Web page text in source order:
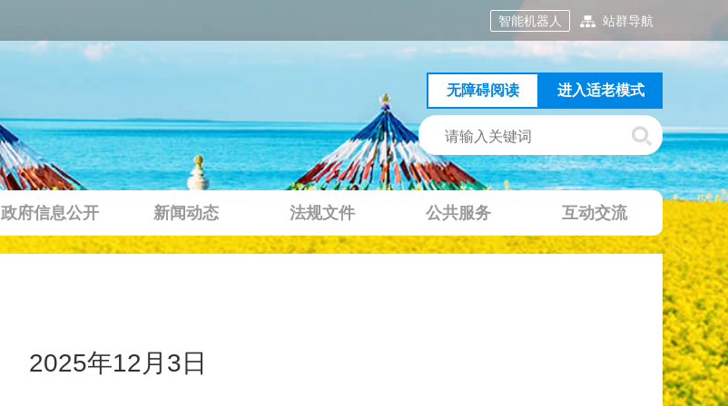
智能机器人 站群导航
进入适老模式
无障碍阅读
政府信息公开 新闻动态 法规文件 公共服务 互动交流
2025年12月3日